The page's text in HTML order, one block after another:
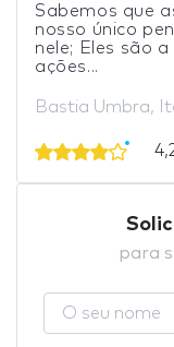
Sabemos que
nosso único
nele; Eles são
ações...
Bastia Umbra,
para